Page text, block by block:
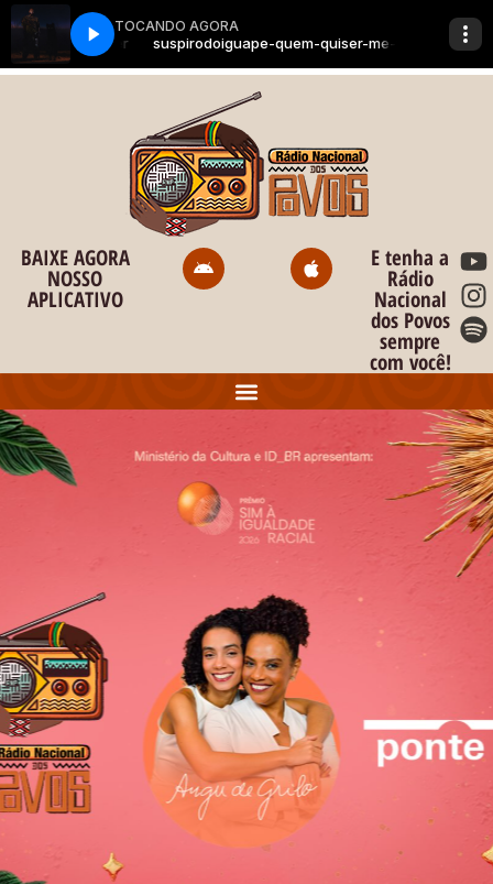
BAIXE AGORA
NOSSO
APLICATIVO
E tenha a
Rádio
Nacional
dos Povos
sempre
com você!